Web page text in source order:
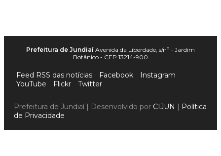
Prefeitura de Jundiaí Avenida da Liberdade, s/nº - Jardim
Botânico - CEP 13214-900
Feed RSS das notícias Facebook
Instagram
YouTube
Flickr Twitter
Prefeitura de Jundiaí | Desenvolvido por CIJUN | Política
de Privacidade